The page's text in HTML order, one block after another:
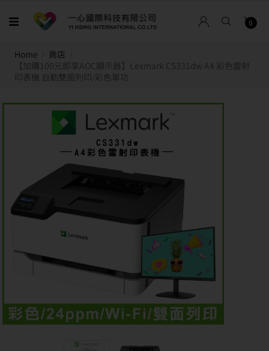
0
Home
商店
【加購100元即享AOC顯示器】Lexmark CS331dw A4 彩色雷射
印表機 自動雙面列印/彩色單功